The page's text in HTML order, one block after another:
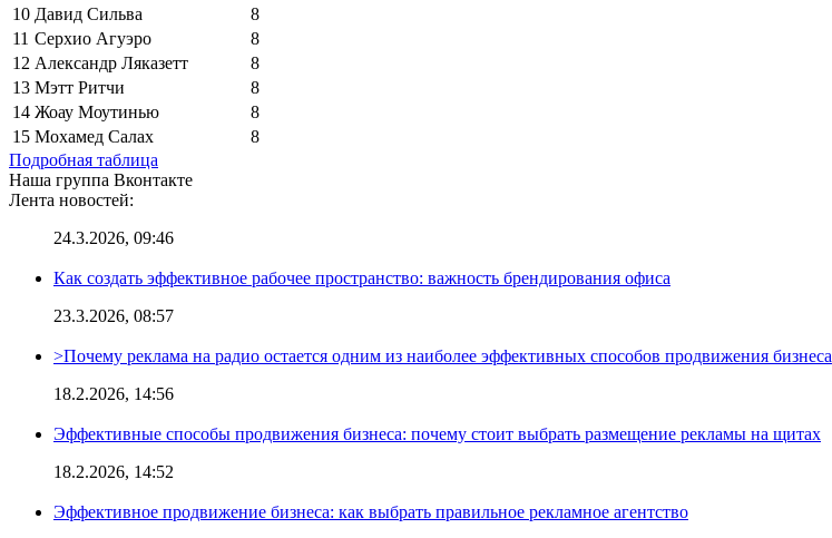
10 Давид Сильва
8
11 Серхио Агуэро
8
12 Александр Ляказетт
8
13 Мэтт Ритчи
8
14 Жоау Моутинью
8
15 Мохамед Салах
8
Подробная таблица
Наша группа Вконтакте
Лента новостей:
24.3.2026, 09:46
Как создать эффективное рабочее пространство: важность брендирования офиса
23.3.2026, 08:57
>Почему реклама на радио остается одним из наиболее эффективных способов продвижения бизнеса
18.2.2026, 14:56
Эффективные способы продвижения бизнеса: почему стоит выбрать размещение рекламы на щитах
18.2.2026, 14:52
Эффективное продвижение бизнеса: как выбрать правильное рекламное агентство